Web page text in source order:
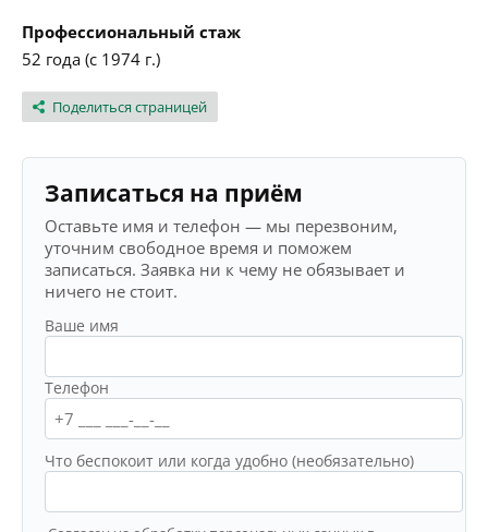
Профессиональный стаж
52 года (с 1974 г.)
Поделиться страницей
Записаться на приём
Оставьте имя и телефон — мы перезвоним,
уточним свободное время и поможем
записаться. Заявка ни к чему не обязывает и
ничего не стоит.
Ваше имя
Телефон
Что беспокоит или когда удобно (необязательно)